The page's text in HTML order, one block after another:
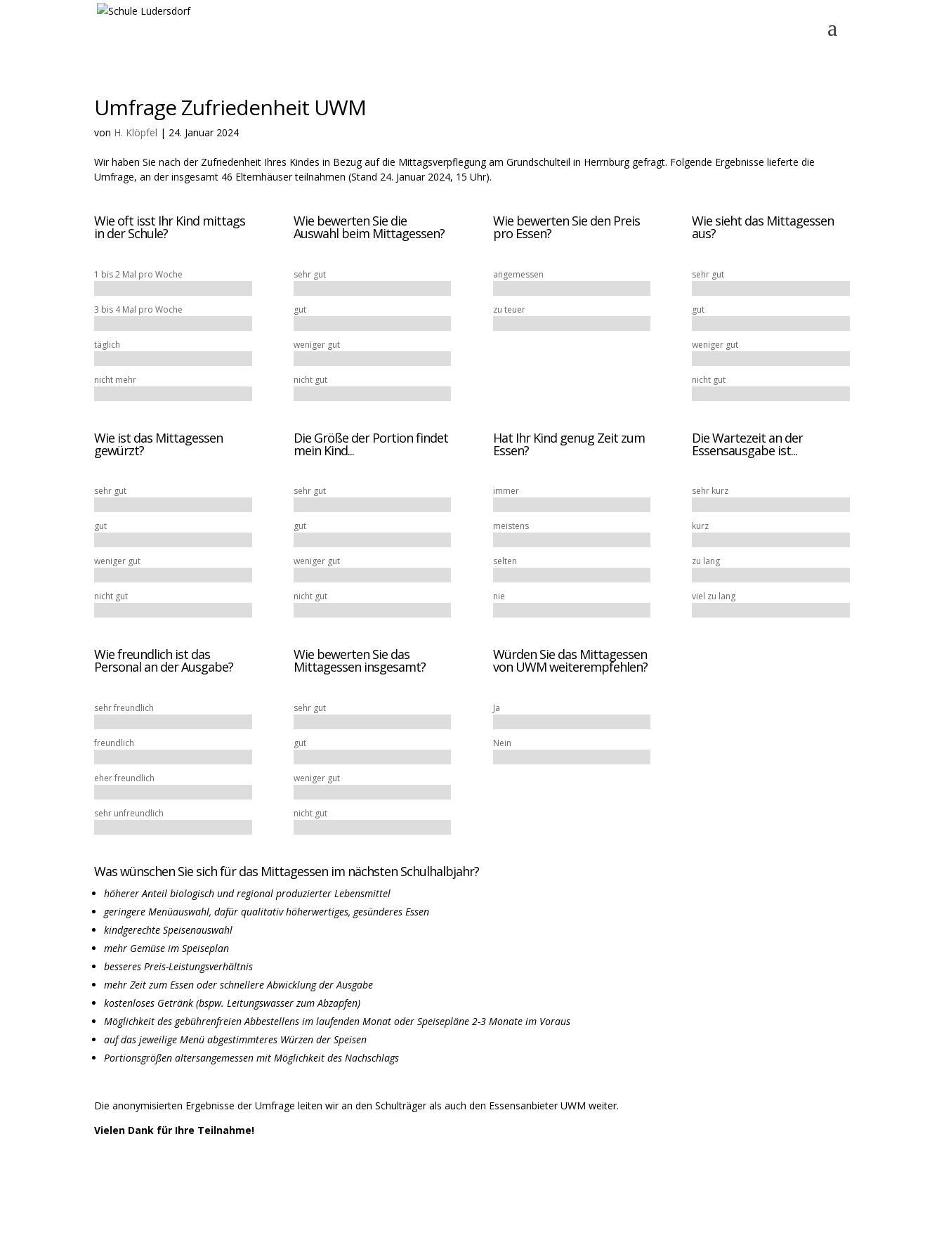
Umfrage Zufriedenheit UWM
von H. Klöpfel | 24. Januar 2024
Wir haben Sie nach der Zufriedenheit Ihres Kindes in Bezug auf die Mittagsverpflegung am Grundschulteil in Herrnburg gefragt. Folgende Ergebnisse lieferte die
Umfrage, an der insgesamt 46 Elternhäuser teilnahmen (Stand 24. Januar 2024, 15 Uhr).
Wie oft isst Ihr Kind mittags
in der Schule?
1 bis 2 Mal pro Woche
3 bis 4 Mal pro Woche
täglich
nicht mehr
Wie bewerten Sie die
Auswahl beim Mittagessen?
sehr gut
gut
weniger gut
nicht gut
Wie bewerten Sie den Preis
pro Essen?
angemessen
zu teuer
Wie sieht das Mittagessen
aus?
sehr gut
gut
weniger gut
nicht gut
Wie ist das Mittagessen
gewürzt?
sehr gut
gut
weniger gut
nicht gut
Die Größe der Portion findet
mein Kind...
sehr gut
gut
weniger gut
nicht gut
Hat Ihr Kind genug Zeit zum
Essen?
immer
meistens
selten
nie
Die Wartezeit an der
Essensausgabe ist...
sehr kurz
kurz
zu lang
viel zu lang
Wie freundlich ist das
Personal an der Ausgabe?
sehr freundlich
freundlich
eher freundlich
sehr unfreundlich
Wie bewerten Sie das
Mittagessen insgesamt?
sehr gut
gut
weniger gut
nicht gut
Würden Sie das Mittagessen
von UWM weiterempfehlen?
Ja
Nein
Was wünschen Sie sich für das Mittagessen im nächsten Schulhalbjahr?
höherer Anteil biologisch und regional produzierter Lebensmittel
geringere Menüauswahl, dafür qualitativ höherwertiges, gesünderes Essen
kindgerechte Speisenauswahl
mehr Gemüse im Speiseplan
besseres Preis-Leistungsverhältnis
mehr Zeit zum Essen oder schnellere Abwicklung der Ausgabe
kostenloses Getränk (bspw. Leitungswasser zum Abzapfen)
Möglichkeit des gebührenfreien Abbestellens im laufenden Monat oder Speisepläne 2-3 Monate im Voraus
auf das jeweilige Menü abgestimmteres Würzen der Speisen
Portionsgrößen altersangemessen mit Möglichkeit des Nachschlags
Die anonymisierten Ergebnisse der Umfrage leiten wir an den Schulträger als auch den Essensanbieter UWM weiter.
Vielen Dank für Ihre Teilnahme!